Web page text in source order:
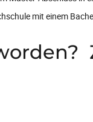
mit einem